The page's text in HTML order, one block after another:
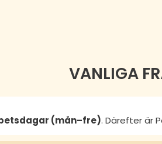
VANLIGA
(mån–fre). Därefter är